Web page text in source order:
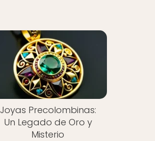
Joyas Precolombinas:
Un Legado de Oro y
Misterio